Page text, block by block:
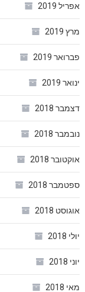
אפריל 2019
מרץ 2019
פברואר 2019
ינואר 2019
דצמבר 2018
נובמבר 2018
אוקטובר 2018
ספטמבר 2018
אוגוסט 2018
יולי 2018
יוני 2018
מאי 2018